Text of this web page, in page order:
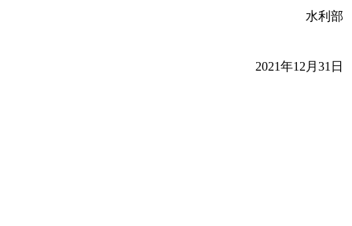
水利部
2021年12月31日